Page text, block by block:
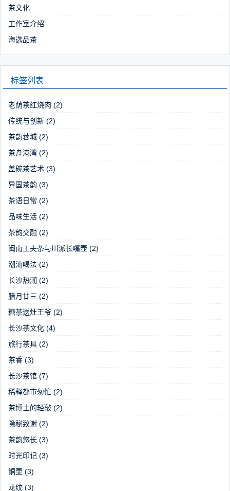
茶文化
工作室介绍
海选品茶
标签列表
老荫茶红烧肉 (2)
传统与创新 (2)
茶韵蓉城 (2)
茶舟港湾 (2)
盖碗茶艺术 (3)
异国茶韵 (3)
茶语日常 (2)
品味生活 (2)
茶韵交融 (2)
闽南工夫茶与川派长嘴壶 (2)
潮汕喝法 (2)
长沙热潮 (2)
腊月廿三 (2)
糖茶送灶王爷 (2)
长沙茶文化 (4)
旅行茶具 (2)
茶香 (3)
长沙茶馆 (7)
稀释都市匆忙 (2)
茶博士的轻敲 (2)
隐秘致谢 (2)
茶韵悠长 (3)
时光印记 (3)
铜壶 (3)
龙纹 (3)